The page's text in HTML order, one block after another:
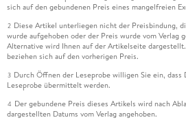
sich auf den gebundenen Preis eines mangelfreien
2 Diese Artikel unterliegen nicht der Preisbindung,
wurde aufgehoben oder der Preis wurde vom Verlag
Alternative wird Ihnen auf der Artikelseite
beziehen sich auf den vorherigen Preis.
3 Durch Öffnen der Leseprobe willigen Sie ein, dass
Leseprobe übermittelt werden.
4 Der gebundene Preis dieses Artikels wird nach
dargestellten Datums vom Verlag angehoben.